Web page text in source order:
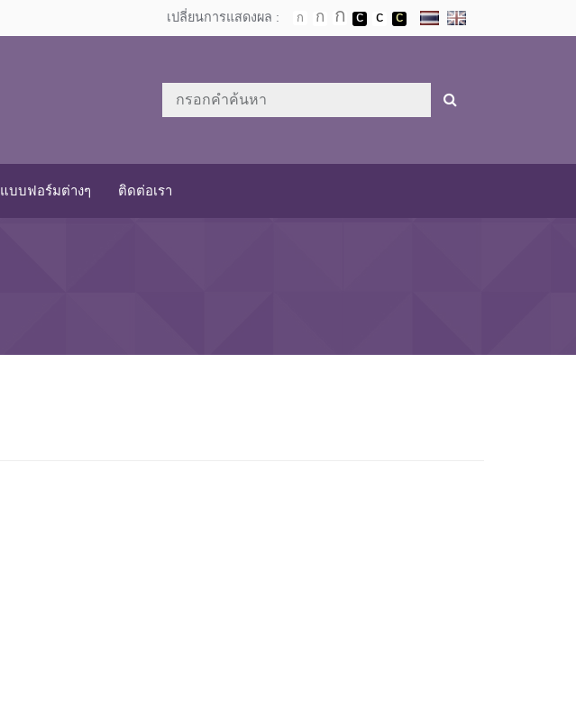
เปลี่ยนการแสดงผล :
แบบฟอร์มต่างๆ ติดต่อเรา